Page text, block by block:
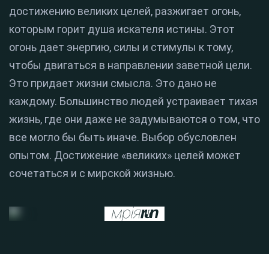
достижению великих целей, разжигает огонь,
которым горит душа искателя истины. Этот
огонь дает энергию, силы и стимулы к тому,
чтобы двигаться в направлении заветной цели.
Это придает жизни смысла. Это дано не
каждому. Большинство людей устраивает тихая
жизнь, где они даже не задумываются о том, что
все могло бы быть иначе. Выбор обусловлен
опытом. Достижение «великих» целей может
сочетаться и с мирской жизнью.